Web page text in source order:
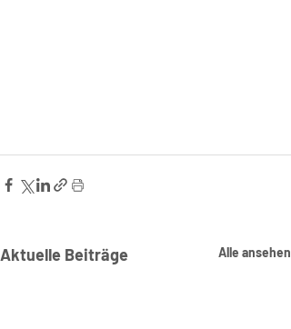
Aktuelle Beiträge Alle ansehen